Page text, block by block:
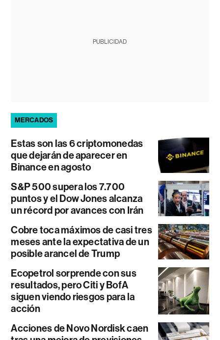
PUBLICIDAD
MERCADOS
Estas son las 6 criptomonedas
que dejarán de aparecer en
Binance en agosto
S&P 500 supera los 7.700
puntos y el Dow Jones alcanza
un récord por avances con Irán
Cobre toca máximos de casi tres
meses ante la expectativa de un
posible arancel de Trump
Ecopetrol sorprende con sus
resultados, pero Citi y BofA
siguen viendo riesgos para la
acción
Acciones de Novo Nordisk caen